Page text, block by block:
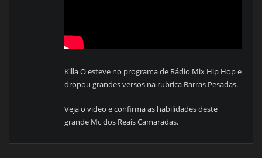
Killa O esteve no programa de Rádio Mix Hip Hop e
dropou grandes versos na rubrica Barras Pesadas.
Veja o video e confirma as habilidades deste
grande Mc dos Reais Camaradas.